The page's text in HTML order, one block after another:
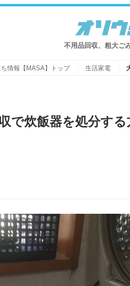
不用品回収、粗大ご
情報【MASA】トップ 生活家電
で炊飯器を処分する